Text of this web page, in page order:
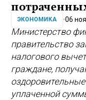
ЭКОНОМИКА 06
Министерство
правительство
налогового
граждане,
оздоровительные
уплаченной